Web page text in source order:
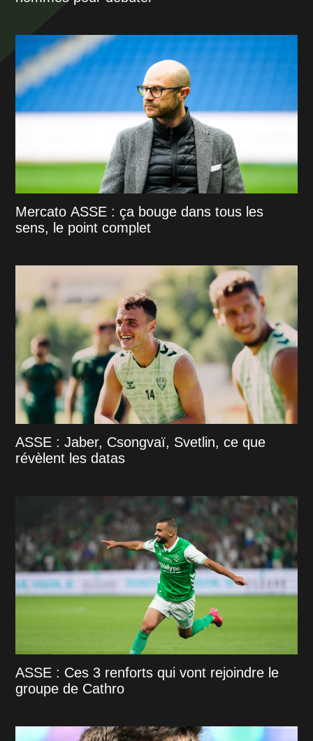
Mercato ASSE : ça bouge dans tous les
sens, le point complet
ASSE : Jaber, Csongvaï, Svetlin, ce que
révèlent les datas
ASSE : Ces 3 renforts qui vont rejoindre le
groupe de Cathro